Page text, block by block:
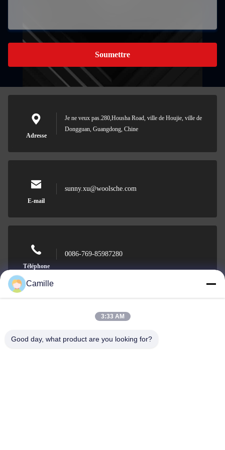
Soumettre
Adresse
Je ne veux pas.280,Housha Road, ville de Houjie, ville de
Dongguan, Guangdong, Chine
E-mail
sunny.xu@woolsche.com
Téléphone
0086-769-85987280
Camille
3:33 AM
Good day, what product are you looking for?